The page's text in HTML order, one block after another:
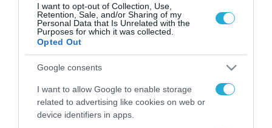
I want to opt-out of Collection, Use,
Retention, Sale, and/or Sharing of my
Personal Data that Is Unrelated with the
Purposes for which it was collected.
Opted Out
Google consents
I want to allow Google to enable storage
related to advertising like cookies on web or
device identifiers in apps.
ΡΟΗ ΕΙΔΗΣΕΩΝ
Το χρηματοδοτούμενο
από την ΕΕ έργο “The
Gaming Police”
ενισχύει την ασφάλεια
των παιδιών στο
31.07.2026